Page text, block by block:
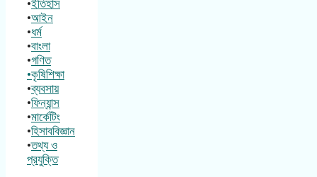
•ইতিহাস
•আইন
•ধর্ম
•বাংলা
•গণিত
•কৃষিশিক্ষা
•ব্যবসায়
•ফিন্যান্স
•মার্কেটিং
•হিসাববিজ্ঞান
•তথ্য ও
প্রযুক্তি